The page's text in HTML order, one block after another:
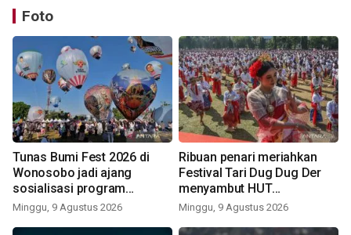
Foto
Tunas Bumi Fest 2026 di
Wonosobo jadi ajang
sosialisasi program
pemerintah lewat balon
Minggu, 9 Agustus 2026
Ribuan penari meriahkan
Festival Tari Dug Dug Der
menyambut HUT
Kemerdekaan
Minggu, 9 Agustus 2026